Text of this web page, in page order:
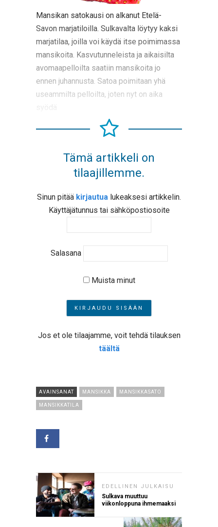
Mansikan satokausi on alkanut Etelä-
Savon marjatiloilla. Sulkavalta löytyy kaksi
marjatilaa, joilla voi käydä itse poimimassa
mansikoita. Kasvutunneleista ja aikaisilta
avomaapelloilta saatiin mansikoita jo
ennen juhannusta. Satoa poimitaan yhä
useammilta pelloilta, joten nyt on aika
syödä
Tämä artikkeli on
tilaajillemme.
Sinun pitää kirjautua lukeaksesi artikkelin.
Käyttäjätunnus tai sähköpostiosoite
Salasana
Muista minut
Jos et ole tilaajamme, voit tehdä tilauksen
täältä
AVAINSANAT MANSIKKA MANSIKKASATO
MANSIKKATILA
EDELLINEN JULKAISU
Sulkava muuttuu
viikonloppuna ihmemaaksi